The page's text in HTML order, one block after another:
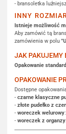
- bransoletka
INNY
Istnieje możliwość
Aby zamówić tą
zamówienia w polu
JAK PAKUJEMY
Opakowanie standard
OPAKOWANIE
Dostępne
- czarne klasyczne
- złote pudełko z
- woreczek welurowy
- woreczek z